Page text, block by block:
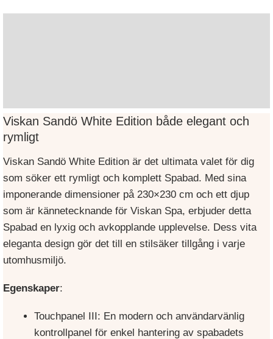
Viskan Sandö White Edition både elegant och
rymligt
Viskan Sandö White Edition är det ultimata valet för dig
som söker ett rymligt och komplett Spabad. Med sina
imponerande dimensioner på 230×230 cm och ett djup
som är kännetecknande för Viskan Spa, erbjuder detta
Spabad en lyxig och avkopplande upplevelse. Dess vita
eleganta design gör det till en stilsäker tillgång i varje
utomhusmiljö.
Egenskaper:
Touchpanel III: En modern och användarvänlig
kontrollpanel för enkel hantering av spabadets